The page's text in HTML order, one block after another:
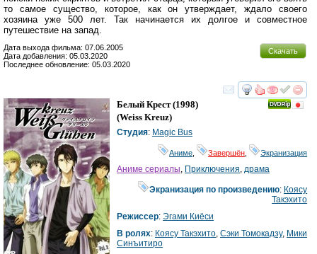
то самое существо, которое, как он утверждает, ждало своего
хозяина уже 500 лет. Так начинается их долгое и совместное
путешествие на запад.
Скачать
Дата выхода фильма: 07.06.2005
Дата добавления: 05.03.2020
Последнее обновление: 05.03.2020
смотреть
Белый Крест(1998)
(Weiss Kreuz)
Студия: Magic Bus
Аниме Завершён Экранизация
Аниме сериалы Приключения драма
Экранизация по произведению: Коясу
Такэхито
Режиссер: Эгами Киёси
В ролях: Коясу Такэхито Сэки Томокадзу, Мики
Синъитиро